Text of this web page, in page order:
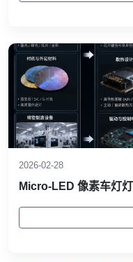
2026-02-28
Micro-LED 像素车灯